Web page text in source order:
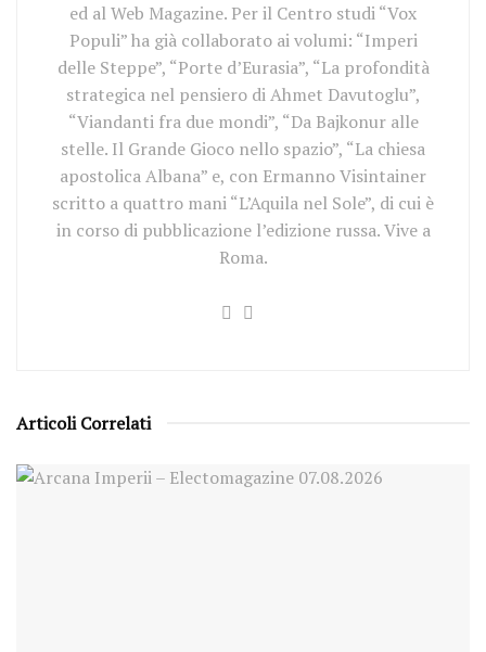
ed al Web Magazine. Per il Centro studi “Vox
Populi” ha già collaborato ai volumi: “Imperi
delle Steppe”, “Porte d’Eurasia”, “La profondità
strategica nel pensiero di Ahmet Davutoglu”,
“Viandanti fra due mondi”, “Da Bajkonur alle
stelle. Il Grande Gioco nello spazio”, “La chiesa
apostolica Albana” e, con Ermanno Visintainer
scritto a quattro mani “L’Aquila nel Sole”, di cui è
in corso di pubblicazione l’edizione russa. Vive a
Roma.
Articoli Correlati